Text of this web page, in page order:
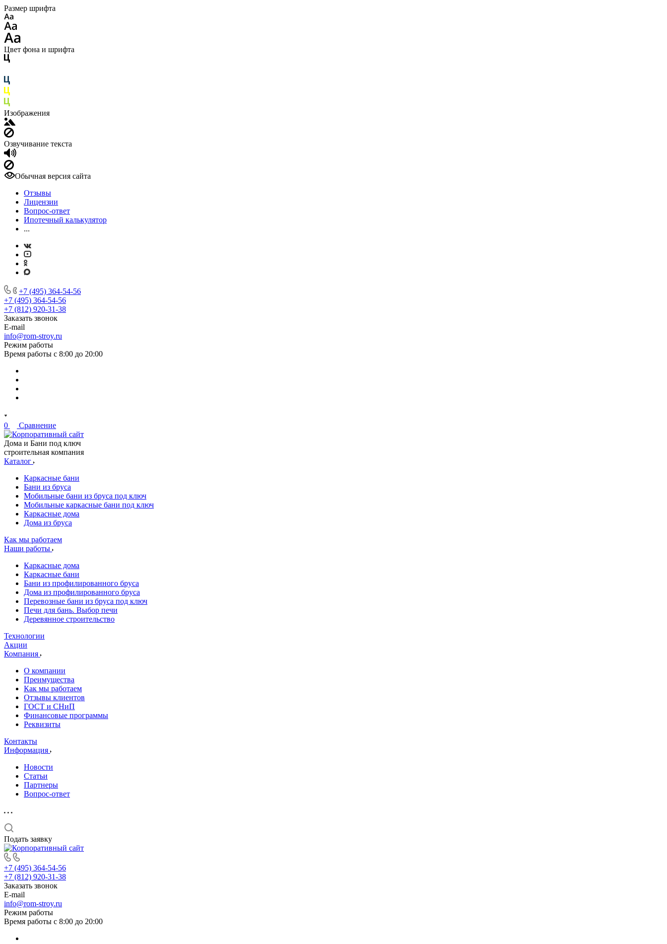
Размер шрифта
Цвет фона и шрифта
Изображения
Озвучивание текста
Обычная версия сайта
Отзывы
Лицензии
Вопрос-ответ
Ипотечный калькулятор
...
+7 (495) 364-54-56
+7 (495) 364-54-56
+7 (812) 920-31-38
Заказать звонок
E-mail
info@rom-stroy.ru
Режим работы
Время работы с 8:00 до 20:00
0 Сравнение
Дома и Бани под ключ
строительная компания
Каталог
Каркасные бани
Бани из бруса
Мобильные бани из бруса под ключ
Мобильные каркасные бани под ключ
Каркасные дома
Дома из бруса
Как мы работаем
Наши работы
Каркасные дома
Каркасные бани
Бани из профилированного бруса
Дома из профилированного бруса
Перевозные бани из бруса под ключ
Печи для бань. Выбор печи
Деревянное строительство
Технологии
Акции
Компания
О компании
Преимущества
Как мы работаем
Отзывы клиентов
ГОСТ и СНиП
Финансовые программы
Реквизиты
Контакты
Информация
Новости
Статьи
Партнеры
Вопрос-ответ
Подать заявку
+7 (495) 364-54-56
+7 (812) 920-31-38
Заказать звонок
E-mail
info@rom-stroy.ru
Режим работы
Время работы с 8:00 до 20:00